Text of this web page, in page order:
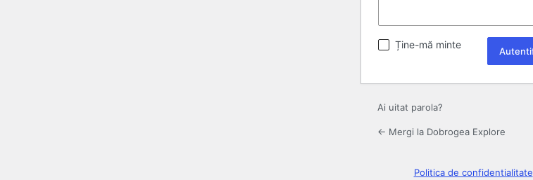
Ține-mă minte
Ai uitat parola?
← Mergi la Dobrogea Explore
Politica de confidentialitate